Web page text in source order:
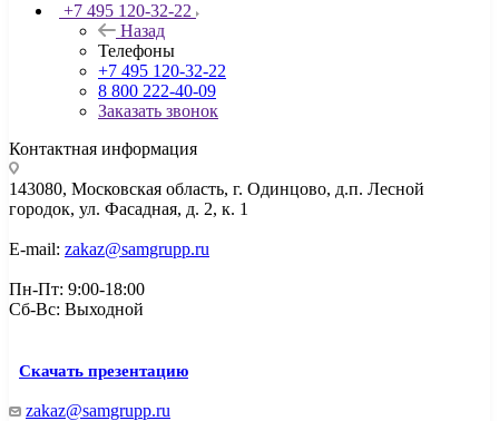
+7 495 120-32-22
Назад
Телефоны
+7 495 120-32-22
8 800 222-40-09
Заказать звонок
Контактная информация
143080, Mосковская область, г. Одинцово, д.п. Лесной
городок, ул. Фасадная, д. 2, к. 1
E-mail: zakaz@samgrupp.ru
Пн-Пт: 9:00-18:00
Сб-Вс: Выходной
Скачать презентацию
zakaz@samgrupp.ru